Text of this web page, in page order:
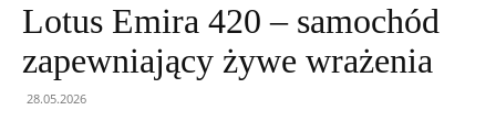
Lotus Emira 420 – samochód
zapewniający żywe wrażenia
28.05.2026